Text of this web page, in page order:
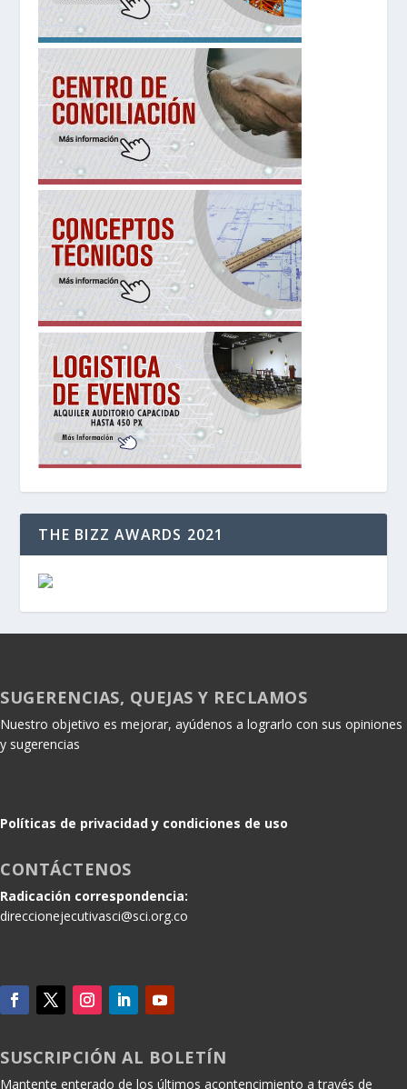
THE BIZZ AWARDS 2021
SUGERENCIAS, QUEJAS Y RECLAMOS
Nuestro objetivo es mejorar, ayúdenos a lograrlo con sus opiniones
y sugerencias
Políticas de privacidad y condiciones de uso
CONTÁCTENOS
Radicación correspondencia:
direccionejecutivasci@sci.org.co
SUSCRIPCIÓN AL BOLETÍN
Mantente enterado de los últimos acontencimiento a través de